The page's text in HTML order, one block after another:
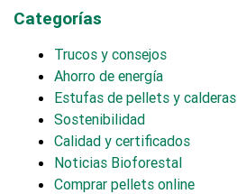
Categorías
Trucos y consejos
Ahorro de energía
Estufas de pellets y calderas
Sostenibilidad
Calidad y certificados
Noticias Bioforestal
Comprar pellets online